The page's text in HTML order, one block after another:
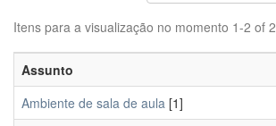
Itens para a visualização no momento 1-2 of 2
Assunto
Ambiente de sala de aula [1]